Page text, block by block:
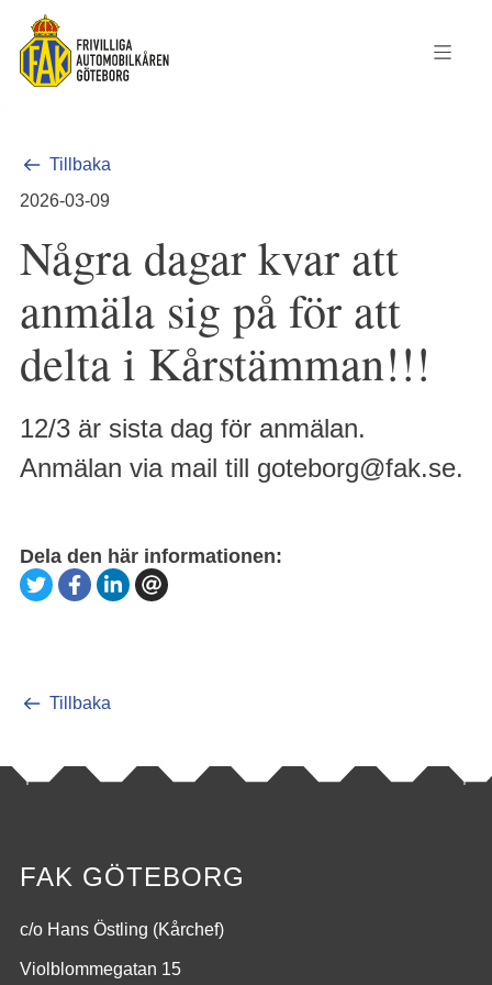
Tillbaka
2026-03-09
Några dagar kvar att
anmäla sig på för att
delta i Kårstämman!!!
12/3 är sista dag för anmälan.
Anmälan via mail till goteborg@fak.se.
Dela den här informationen:
Tillbaka
FAK GÖTEBORG
c/o Hans Östling (Kårchef)
Violblommegatan 15